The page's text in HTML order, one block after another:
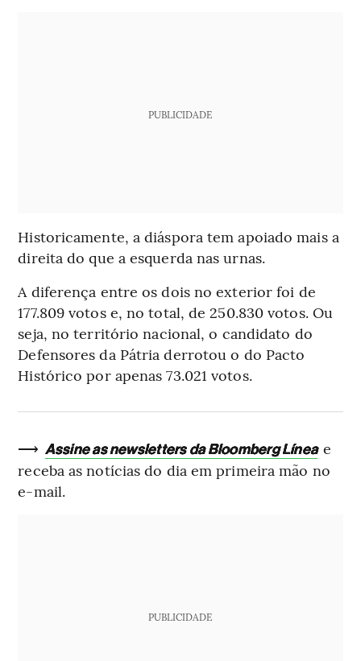
PUBLICIDADE
Historicamente, a diáspora tem apoiado mais a
direita do que a esquerda nas urnas.
A diferença entre os dois no exterior foi de
177.809 votos e, no total, de 250.830 votos. Ou
seja, no território nacional, o candidato do
Defensores da Pátria derrotou o do Pacto
Histórico por apenas 73.021 votos.
⟶ Assine as newsletters da Bloomberg Línea e
receba as notícias do dia em primeira mão no
e-mail.
PUBLICIDADE